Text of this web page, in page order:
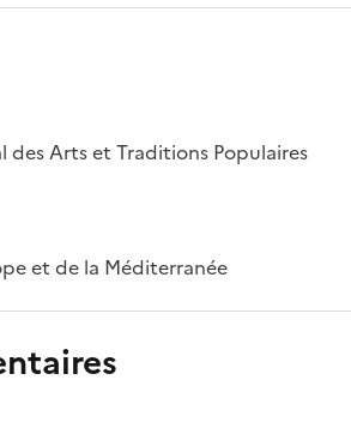
Arts et Traditions Populaires
et de la Méditerranée